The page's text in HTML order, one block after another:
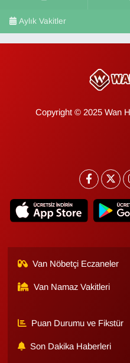
Aylık Vakitler
Copyright © 2025 Wan
Van Nöbetçi Eczaneler
Van Namaz Vakitleri
Puan Durumu ve Fikstür
Son Dakika Haberleri